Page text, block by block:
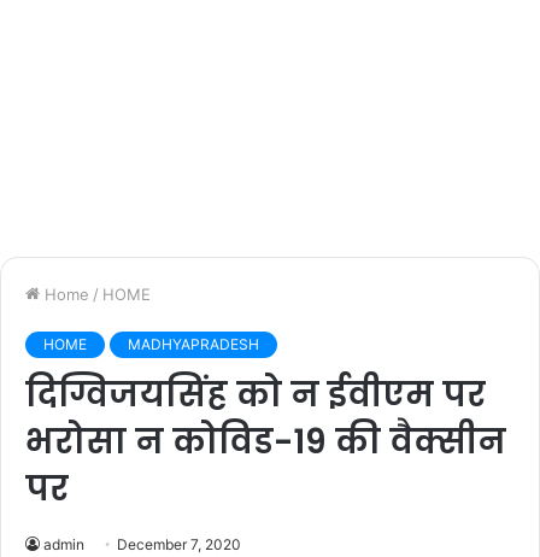
Home / HOME
HOME MADHYAPRADESH
दिग्विजयसिंह को न ईवीएम पर
भरोसा न कोविड-19 की वैक्सीन
पर
admin December 7, 2020